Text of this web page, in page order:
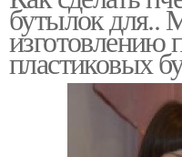
бутылок для..
изготовлению
пластиковых